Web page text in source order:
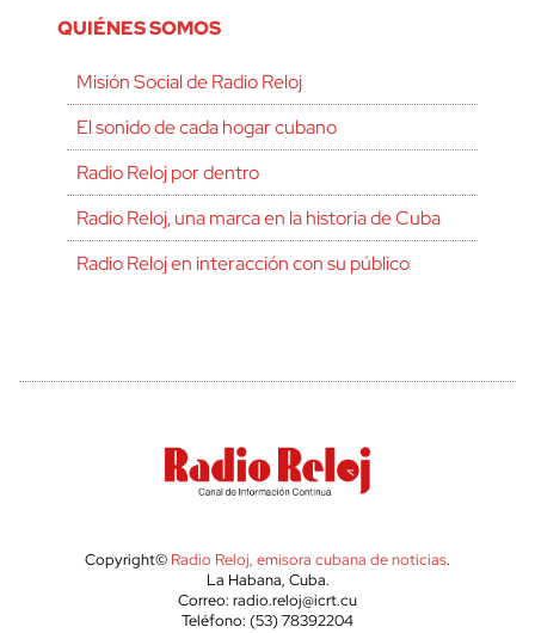
QUIÉNES SOMOS
Misión Social de Radio Reloj
El sonido de cada hogar cubano
Radio Reloj por dentro
Radio Reloj, una marca en la historia de Cuba
Radio Reloj en interacción con su público
Copyright© Radio Reloj, emisora cubana de noticias.
La Habana, Cuba.
Correo: radio.reloj@icrt.cu
Teléfono: (53) 78392204